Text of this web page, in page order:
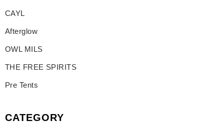
CAYL
Afterglow
OWL MILS
THE FREE SPIRITS
Pre Tents
CATEGORY